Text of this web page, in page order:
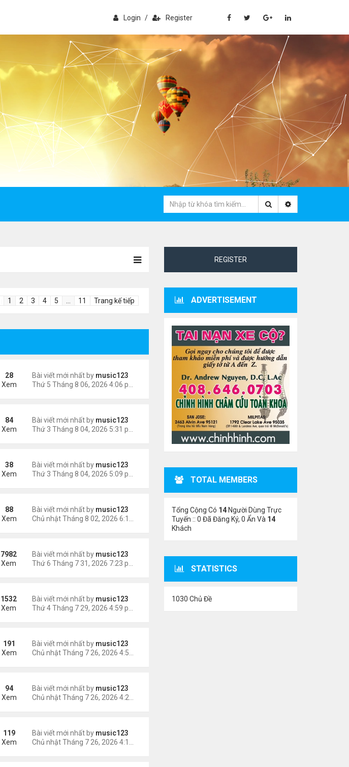
Login / Register
1 2 3 4 5 11 Trang kế tiếp
Bài viết mới nhất by music123
28
Xem
Bài viết mới nhất by music123
84
Xem
Bài viết mới nhất by music123
38
Xem
Bài viết mới nhất by music123
88
Xem
Bài viết mới nhất by music123
7982
Xem
Bài viết mới nhất by music123
1532
Xem
Bài viết mới nhất by music123
191
Xem
Bài viết mới nhất by music123
94
Xem
Bài viết mới nhất by music123
119
Xem
REGISTER
ADVERTISEMENT
TOTAL MEMBERS
Tổng Cộng Có 14Người Dùng Trực
Tuyến :: 0 Đã Đăng Ký, 0 Ẩn Và 14
Khách
STATISTICS
1030 Chủ Đề